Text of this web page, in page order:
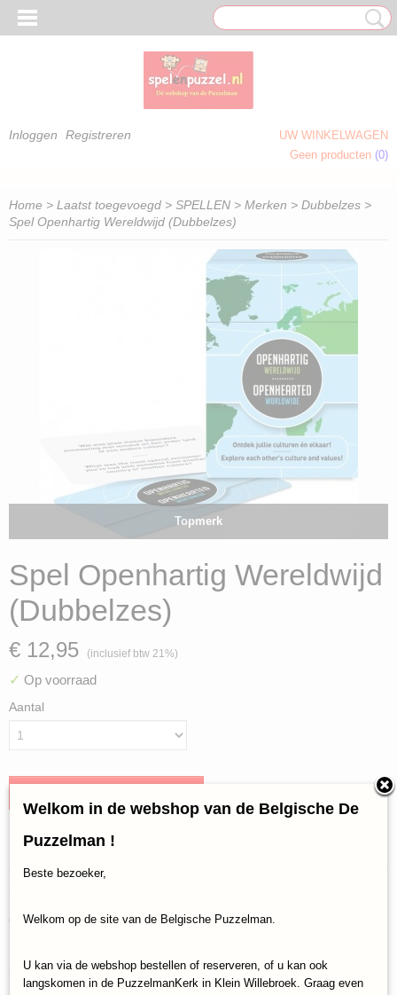
Inloggen Registreren
UW WINKELWAGEN
Geen producten (0)
Home > Laatst toegevoegd > SPELLEN > Merken > Dubbelzes >
Spel Openhartig Wereldwijd (Dubbelzes)
Topmerk
Spel Openhartig Wereldwijd
(Dubbelzes)
€ 12,95 (inclusief btw 21%)
✓ Op voorraad
Aantal
Specificaties
Productcode
EAN code
Ontdek jullie culturen én elkaar!
kennen wij elkaar nou eigenlijk echt? Openhartig Wereldwijd, het
nieuwste spel van uitgever Open Up!, vergroot je kijk op culturen en
Welkom in de webshop van de Belgische De
Puzzelman !
Beste bezoeker,
Welkom op de site van de Belgische Puzzelman.
U kan via de webshop bestellen of reserveren, of u kan ook
langskomen in de PuzzelmanKerk in Klein Willebroek. Graag even